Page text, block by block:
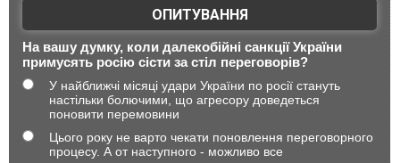
ОПИТУВАННЯ
На вашу думку, коли далекобійні санкції України
примусять росію сісти за стіл переговорів?
У найближчі місяці удари України по росії стануть
настільки болючими, що агресору доведеться
поновити перемовини
Цього року не варто чекати поновлення переговорного
процесу. А от наступного - можливо все